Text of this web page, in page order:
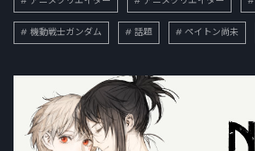
機動戦士ガンダム 話題 ペイトン尚未